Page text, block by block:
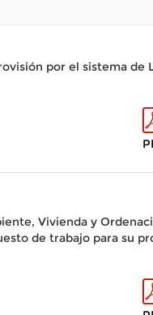
por el sistema de
Vivienda y
de trabajo para su